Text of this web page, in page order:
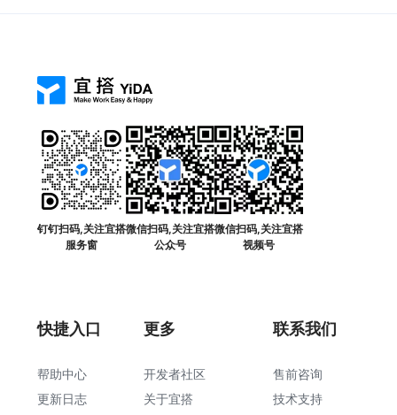
钉钉扫码,关注宜搭
服务窗
微信扫码,关注宜搭
公众号
微信扫码,关注宜搭
视频号
快捷入口
帮助中心
更新日志
更多
开发者社区
关于宜搭
联系我们
售前咨询
技术支持